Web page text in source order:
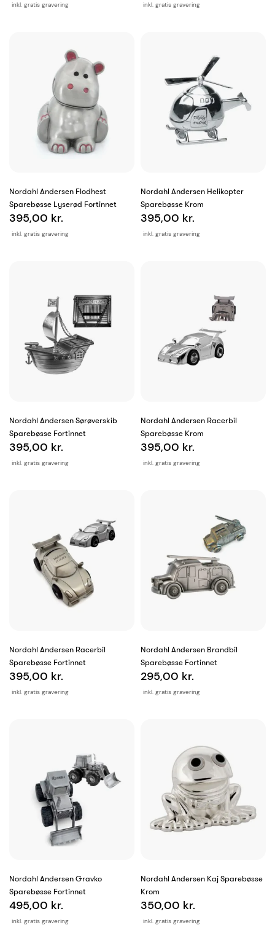
inkl. gratis gravering inkl. gratis gravering
Nordahl Andersen Flodhest
Sparebøsse Lyserød Fortinnet
inkl. gratis gravering
395,00 kr.
Nordahl Andersen Helikopter
Sparebøsse Krom
inkl. gratis gravering
395,00 kr.
Nordahl Andersen Sørøverskib
Sparebøsse Fortinnet
inkl. gratis gravering
395,00 kr.
Nordahl Andersen Racerbil
Sparebøsse Krom
inkl. gratis gravering
395,00 kr.
Nordahl Andersen Racerbil
Sparebøsse Fortinnet
inkl. gratis gravering
395,00 kr.
Nordahl Andersen Brandbil
Sparebøsse Fortinnet
inkl. gratis gravering
295,00 kr.
Nordahl Andersen Gravko
Sparebøsse Fortinnet
inkl. gratis gravering
495,00 kr.
Nordahl Andersen Kaj Sparebøsse
Krom
inkl. gratis gravering
350,00 kr.